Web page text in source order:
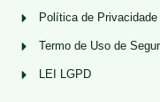
Política de Privacidade
Termo de Uso de
LEI LGPD